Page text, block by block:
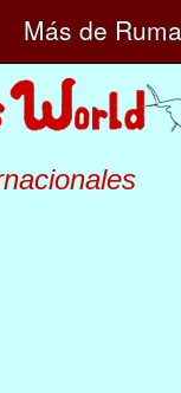
Más de